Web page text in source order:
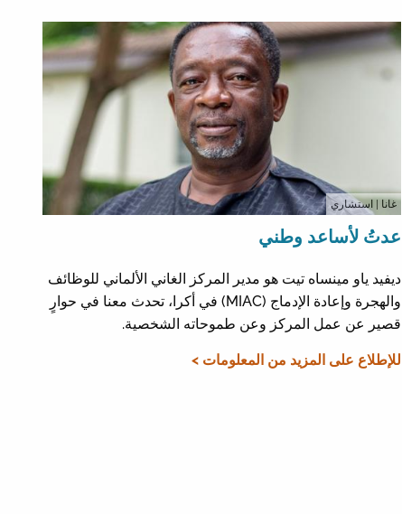
غانا | استشاري
عدتُ لأساعد وطني
ديفيد ياو مينساه تيت هو مدير المركز الغاني الألماني للوظائف
والهجرة وإعادة الإدماج (MIAC) في أكرا، تحدث معنا في حوارٍ
قصير عن عمل المركز وعن طموحاته الشخصية.
للإطلاع على المزيد من المعلومات >